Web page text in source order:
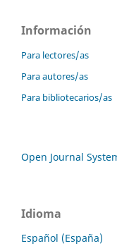
Información
Para lectores/as
Para autores/as
Para bibliotecarios/as
Open Journal
Idioma
Español (España)